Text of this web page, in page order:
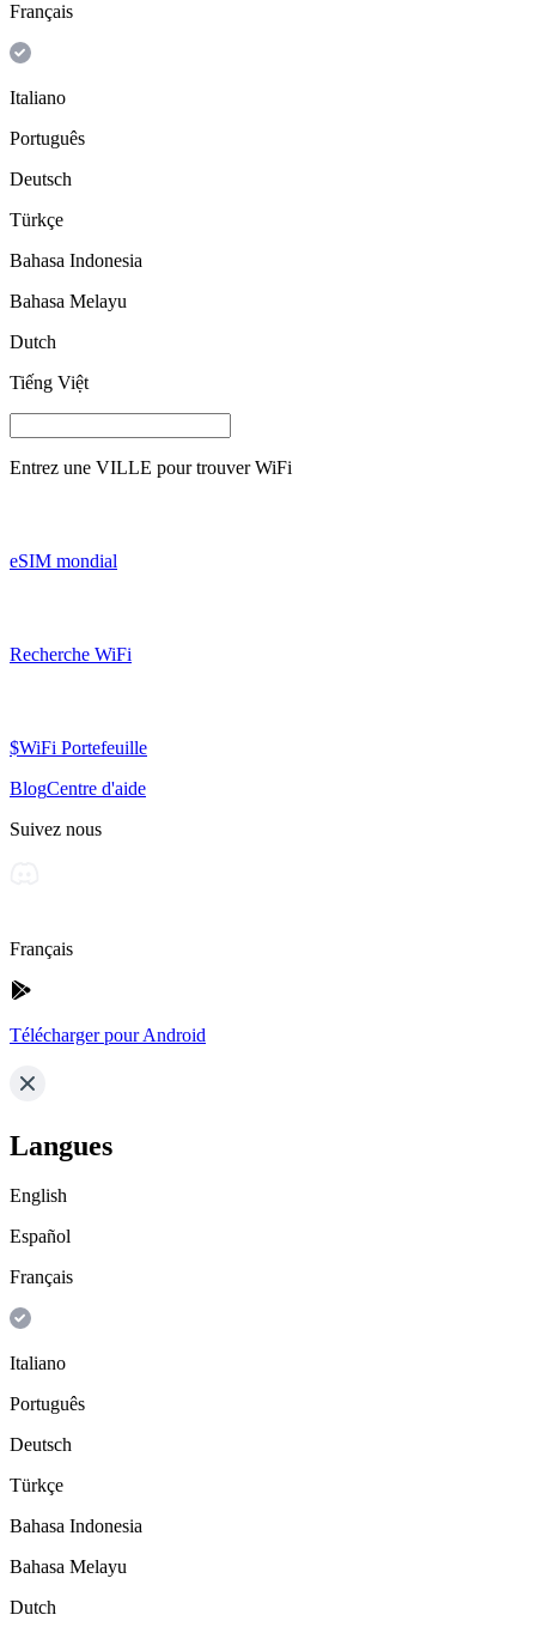
Français
Italiano
Português
Deutsch
Türkçe
Bahasa Indonesia
Bahasa Melayu
Dutch
Tiếng Việt
Entrez une VILLE pour trouver WiFi
eSIM mondial
Recherche WiFi
$WiFi Portefeuille
BlogCentre d'aide
Suivez nous
Français
Télécharger pour Android
Langues
English
Español
Français
Italiano
Português
Deutsch
Türkçe
Bahasa Indonesia
Bahasa Melayu
Dutch